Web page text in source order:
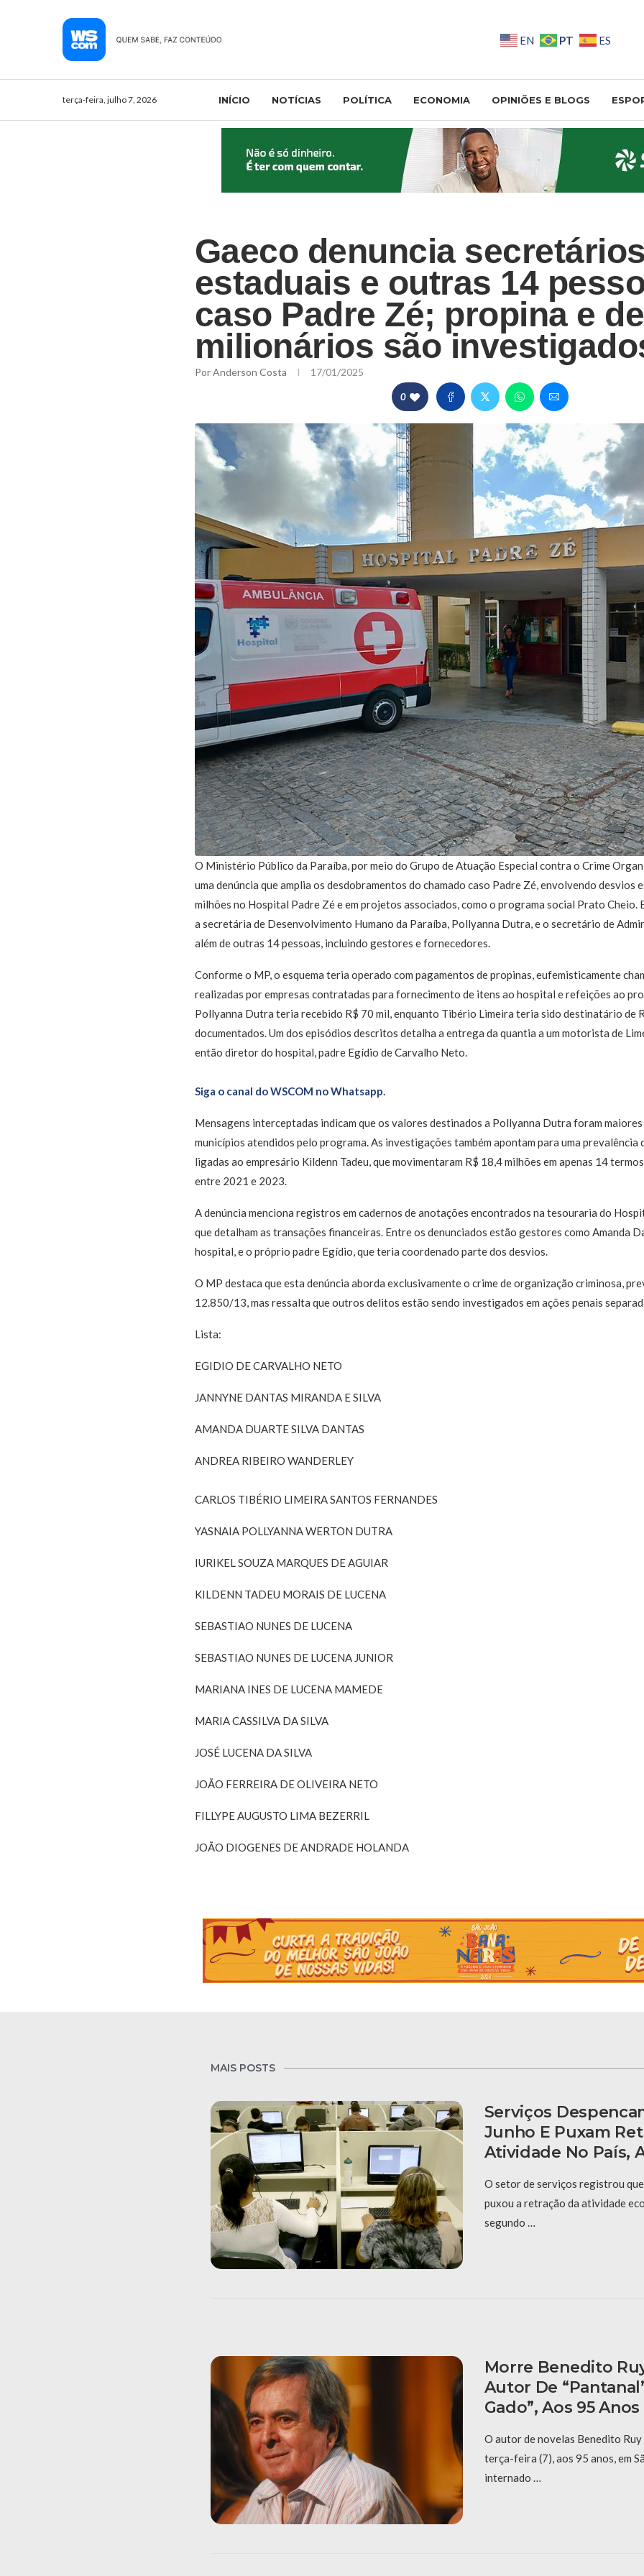
EN PT ES
terça-feira, julho 7, 2026 INÍCIO NOTÍCIAS POLÍTICA ECONOMIA OPINIÕES E BLOGS
Gaeco denuncia
estaduais e outras 14
caso Padre Zé; propina e
milionários são
PorAnderson Costa 17/01/2025
0
O Ministério Público da Paraíba, por meio do Grupo de Atuação Especial contra o Crime
uma denúncia que amplia os desdobramentos do chamado caso Padre Zé, envolvendo desvios
milhões no Hospital Padre Zé e em projetos associados, como o programa social Prato Cheio.
a secretária de Desenvolvimento Humano da Paraíba, Pollyanna Dutra, e o secretário de
além de outras 14 pessoas, incluindo gestores e fornecedores.
Conforme o MP, o esquema teria operado com pagamentos de propinas, eufemisticamente
realizadas por empresas contratadas para fornecimento de itens ao hospital e refeições ao
Pollyanna Dutra teria recebido R$ 70 mil, enquanto Tibério Limeira teria sido destinatário de
documentados. Um dos episódios descritos detalha a entrega da quantia a um motorista de
então diretor do hospital, padre Egídio de Carvalho Neto.
Siga o canal do WSCOM no Whatsapp.
Mensagens interceptadas indicam que os valores destinados a Pollyanna Dutra foram
municípios atendidos pelo programa. As investigações também apontam para uma prevalência
ligadas ao empresário Kildenn Tadeu, que movimentaram R$ 18,4 milhões em apenas 14
entre 2021 e 2023.
A denúncia menciona registros em cadernos de anotações encontrados na tesouraria do
que detalham as transações financeiras. Entre os denunciados estão gestores como Amanda
hospital, e o próprio padre Egídio, que teria coordenado parte dos desvios.
O MP destaca que esta denúncia aborda exclusivamente o crime de organização criminosa,
12.850/13, mas ressalta que outros delitos estão sendo investigados em ações penais
Lista:
EGIDIO DE CARVALHO NETO
JANNYNE DANTAS MIRANDA E SILVA
AMANDA DUARTE SILVA DANTAS
ANDREA RIBEIRO WANDERLEY
CARLOS TIBÉRIO LIMEIRA SANTOS FERNANDES
YASNAIA POLLYANNA WERTON DUTRA
IURIKEL SOUZA MARQUES DE AGUIAR
KILDENN TADEU MORAIS DE LUCENA
SEBASTIAO NUNES DE LUCENA
SEBASTIAO NUNES DE LUCENA JUNIOR
MARIANA INES DE LUCENA MAMEDE
MARIA CASSILVA DA SILVA
JOSÉ LUCENA DA SILVA
JOÃO FERREIRA DE OLIVEIRA NETO
FILLYPE AUGUSTO LIMA BEZERRIL
JOÃO DIOGENES DE ANDRADE HOLANDA
MAIS POSTS
Serviços
Junho E Puxam
Atividade No País,
O setor de serviços registrou
puxou a retração da atividade
segundo …
Morre Benedito
Autor De
Gado”, Aos 95 Anos
O autor de novelas Benedito
terça-feira (7), aos 95 anos, em
internado …